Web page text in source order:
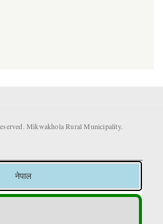
Mikwakhola Rural Municipality.